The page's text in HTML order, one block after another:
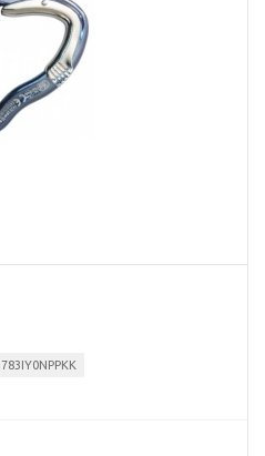
783IY0NPPKK